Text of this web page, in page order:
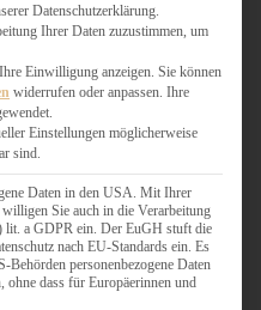
& SANDWICHES
AUF DEM TISCH
& FISCH
/ BARBECUE
BACKEN
POT-GERICHTE
& NUDELGERICHTE
TARTES & QUICHES
& RISOTTO
Datenschutzerklärung.
Ihrer Daten zuzustimmen, um
Einwilligung anzeigen. Sie können
widerrufen oder anpassen. Ihre
Einstellungen möglicherweise
sind.
Daten in den USA. Mit Ihrer
Sie auch in die Verarbeitung
lit. a GDPR ein. Der EuGH stuft die
nach EU-Standards ein. Es
Behörden personenbezogene Daten
ohne dass für Europäerinnen und